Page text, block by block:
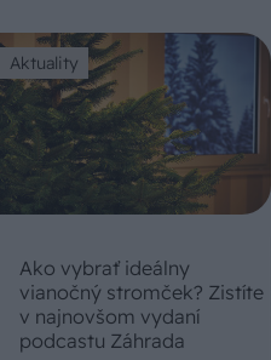
Aktuality
Ako vybrať ideálny
vianočný stromček? Zistíte
v najnovšom vydaní
podcastu Záhrada